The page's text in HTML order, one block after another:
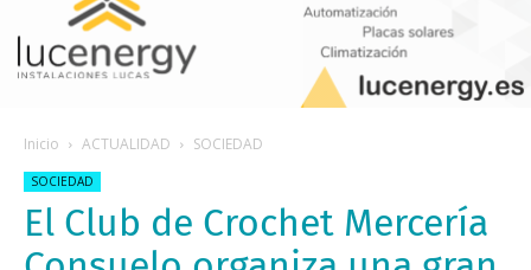
Inicio ACTUALIDAD SOCIEDAD
SOCIEDAD
El Club de Crochet Mercería